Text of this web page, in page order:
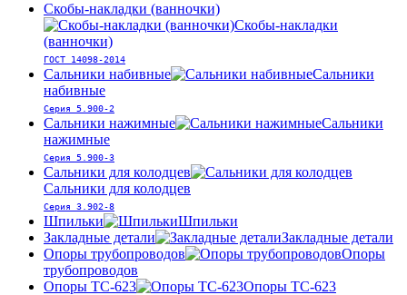
Скобы-накладки (ванночки)
Скобы-накладки
(ванночки)
ГОСТ 14098-2014
Сальники набивные
Сальники
набивные
Серия 5.900-2
Сальники нажимные
Сальники
нажимные
Серия 5.900-3
Сальники для колодцев
Сальники для колодцев
Серия 3.902-8
Шпильки
Шпильки
Закладные детали
Закладные детали
Опоры трубопроводов
Опоры
трубопроводов
Опоры ТС-623
Опоры ТС-623